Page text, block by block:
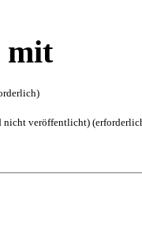
mit
nicht veröffentlicht)